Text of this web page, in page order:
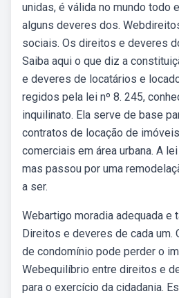
unidas, é válida no mundo todo
alguns deveres dos.
sociais. Os direitos e deveres
Saiba aqui o que diz a
e deveres de locatários e
regidos pela lei nº 8. 245,
inquilinato. Ela serve de base
contratos de locação de
comerciais em área urbana. A
mas passou por uma
a ser.
Webartigo moradia adequada e
Direitos e deveres de cada um.
de condomínio pode perder o
Webequilíbrio entre direitos e
para o exercício da cidadania.